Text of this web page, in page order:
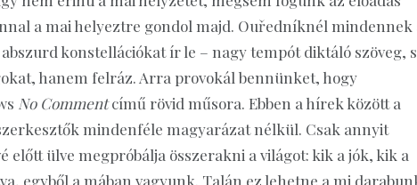
a mai helyeztre gondol majd. Ouředníknél mindennek
konstellációkat ír le – nagy tempót diktáló szöveg,
hanem felráz. Arra provokál bennünket, hogy
No Commentcímű rövid műsora. Ebben a hírek között a
mindenféle magyarázat nélkül. Csak annyit
ülve megpróbálja összerakni a világot: kik a jók, kik a
egyből a mában vagyunk. Talán ez lehetne a mi